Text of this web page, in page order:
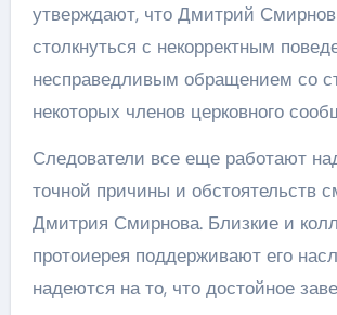
утверждают, что Дмитрий
столкнуться с некорректным
несправедливым обращением со
некоторых членов церковного
Следователи все еще работают
точной причины и обстоятельств
Дмитрия Смирнова. Близкие и
протоиерея поддерживают его
надеются на то, что достойное